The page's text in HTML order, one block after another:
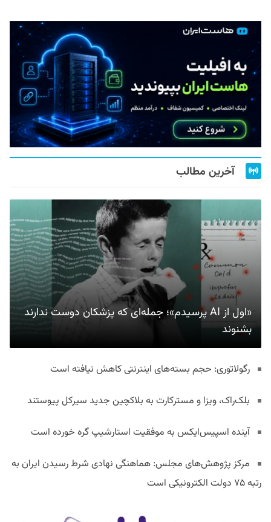
آخرین مطالب
«اول از AI پرسیدم»؛ جمله‌ای که پزشکان دوست ندارند
بشنوند
رگولاتوری: حجم بسته‌های اینترنتی کاهش نیافته است
بلک‌راک، ویزا و مسترکارت به بلاکچین جدید سیرکل پیوستند
آینده اسپیس‌ایکس به موفقیت استارشیپ گره خورده است
مرکز پژوهش‌های مجلس: هماهنگی نهادی شرط رسیدن ایران به
رتبه ۷۵ دولت الکترونیکی است